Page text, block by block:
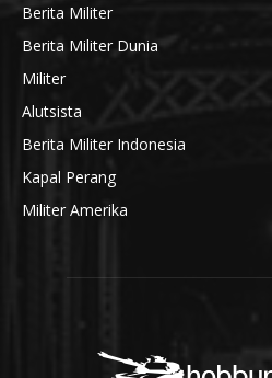
Berita Militer
Berita Militer Dunia
Militer
Alutsista
Berita Militer Indonesia
Kapal Perang
Militer Amerika